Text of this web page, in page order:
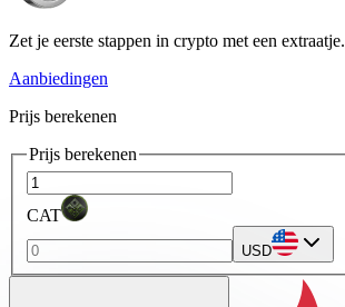
Zet je eerste stappen in crypto met een extraatje.
Aanbiedingen
Prijs berekenen
Prijs berekenen
CAT
USD